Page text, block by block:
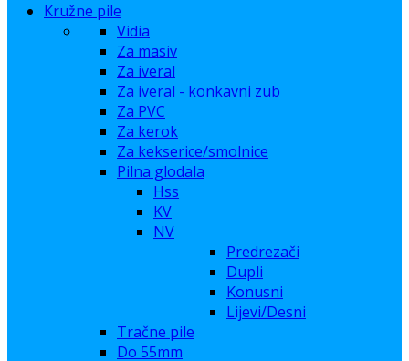
Kružne pile
Vidia
Za masiv
Za iveral
Za iveral - konkavni zub
Za PVC
Za kerok
Za kekserice/smolnice
Pilna glodala
Hss
KV
NV
Predrezači
Dupli
Konusni
Lijevi/Desni
Tračne pile
Do 55mm